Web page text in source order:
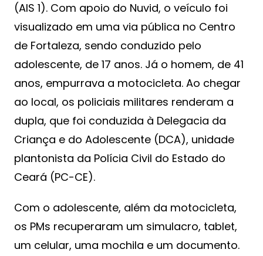
(AIS 1). Com apoio do Nuvid, o veículo foi
visualizado em uma via pública no Centro
de Fortaleza, sendo conduzido pelo
adolescente, de 17 anos. Já o homem, de 41
anos, empurrava a motocicleta. Ao chegar
ao local, os policiais militares renderam a
dupla, que foi conduzida à Delegacia da
Criança e do Adolescente (DCA), unidade
plantonista da Polícia Civil do Estado do
Ceará (PC-CE).
Com o adolescente, além da motocicleta,
os PMs recuperaram um simulacro, tablet,
um celular, uma mochila e um documento.